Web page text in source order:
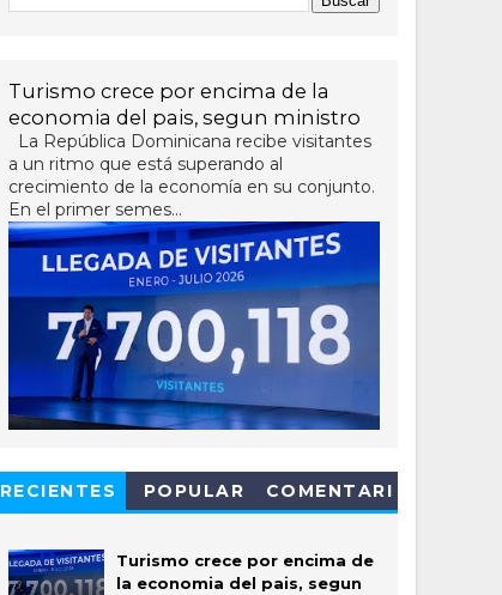
Turismo crece por encima de la
economia del pais, segun ministro
La República Dominicana recibe visitantes
a un ritmo que está superando al
crecimiento de la economía en su conjunto.
En el primer semes...
RECIENTES POPULAR
COMENTARI
Turismo crece por encima de
la economia del pais, segun